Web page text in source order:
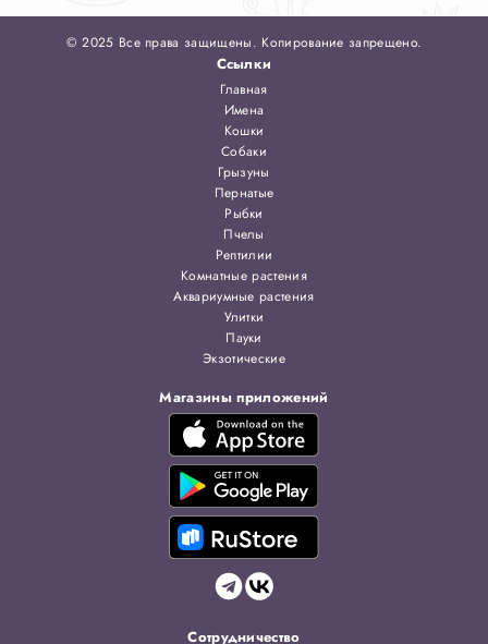
© 2025 Все права защищены. Копирование запрещено.
Ссылки
Главная
Имена
Кошки
Собаки
Грызуны
Пернатые
Рыбки
Пчелы
Рептилии
Комнатные растения
Аквариумные растения
Улитки
Пауки
Экзотические
Магазины приложений
Сотрудничество